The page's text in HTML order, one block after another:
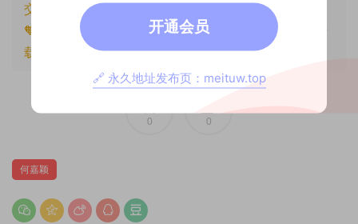
交工单处理。
🧡原文链接：
https://www.znjxg.com/1837.html
，转
载请注明出处。
0 0
何嘉颖
开通会员
🔗 永久地址发布页：meituw.top